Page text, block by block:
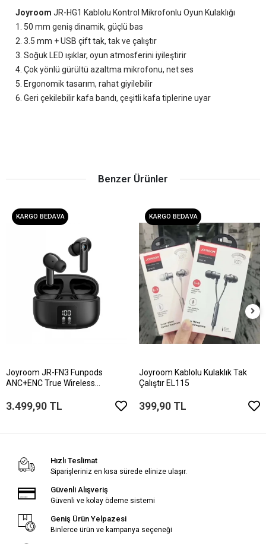
Joyroom JR-HG1 Kablolu Kontrol Mikrofonlu Oyun Kulaklığı
1. 50 mm geniş dinamik, güçlü bas
2. 3.5 mm + USB çift tak, tak ve çalıştır
3. Soğuk LED ışıklar, oyun atmosferini iyileştirir
4. Çok yönlü gürültü azaltma mikrofonu, net ses
5. Ergonomik tasarım, rahat giyilebilir
6. Geri çekilebilir kafa bandı, çeşitli kafa tiplerine uyar
Benzer Ürünler
KARGO BEDAVA
Joyroom JR-FN3 Funpods
ANC+ENC True Wireless
3.499,90 TL
KARGO BEDAVA
Joyroom Kablolu Kulaklık Tak
Çalıştır EL115
399,90 TL
Hızlı Teslimat
Siparişleriniz en kısa sürede elinize ulaşır.
Güvenli Alışveriş
Güvenli ve kolay ödeme sistemi
Geniş Ürün Yelpazesi
Binlerce ürün ve kampanya seçeneği